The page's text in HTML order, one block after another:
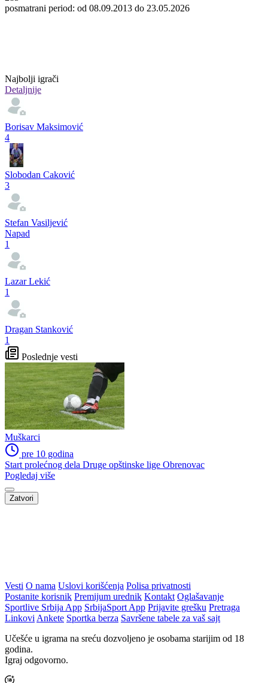
posmatrani period: od 08.09.2013 do 23.05.2026
Najbolji igrači
Detaljnije
Borisav Maksimović
4
Slobodan Caković
3
Stefan Vasiljević
Napad
1
Lazar Lekić
1
Dragan Stanković
1
Poslednje vesti
Muškarci
pre 10 godina
Start prolećnog dela Druge opštinske lige Obrenovac
Pogledaj više
Zatvori
Vesti O nama Uslovi korišćenja Polisa privatnosti
Postanite korisnik Premijum urednik Kontakt Oglašavanje
Sportlive Srbija App SrbijaSport App Prijavite grešku Pretraga
Linkovi Ankete Sportka berza Savršene tabele za vaš sajt
Učešće u igrama na sreću dozvoljeno je osobama starijim od 18
godina.
Igraj odgovorno.